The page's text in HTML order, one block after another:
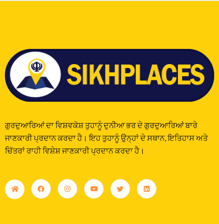
ਗੁਰਦੁਆਰਿਆਂ ਦਾ ਵਿਸ਼ਵਕੋਸ਼ ਤੁਹਾਨੂੰ ਦੁਨੀਆ ਭਰ ਦੇ ਗੁਰਦੁਆਰਿਆਂ ਬਾਰੇ
ਜਾਣਕਾਰੀ ਪ੍ਰਦਾਨ ਕਰਦਾ ਹੈ। ਇਹ ਤੁਹਾਨੂੰ ਉਨ੍ਹਾਂ ਦੇ ਸਥਾਨ, ਇਤਿਹਾਸ ਅਤੇ
ਚਿੱਤਰਾਂ ਰਾਹੀ ਵਿਸ਼ੇਸ਼ ਜਾਣਕਾਰੀ ਪ੍ਰਦਾਨ ਕਰਦਾ ਹੈ।